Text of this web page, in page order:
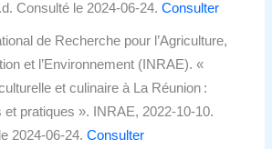
Consulté le 2024-06-24.Consulter
de Recherche pour l’Agriculture,
et l’Environnement (INRAE). «
et culinaire à La Réunion :
et pratiques ». INRAE, 2022-10-10.
2024-06-24.Consulter